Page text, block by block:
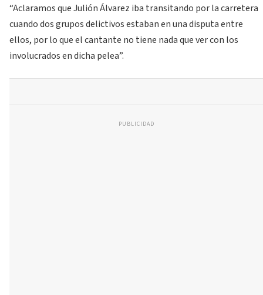
“Aclaramos que Julión Álvarez iba transitando por la carretera
cuando dos grupos delictivos estaban en una disputa entre
ellos, por lo que el cantante no tiene nada que ver con los
involucrados en dicha pelea”.
PUBLICIDAD